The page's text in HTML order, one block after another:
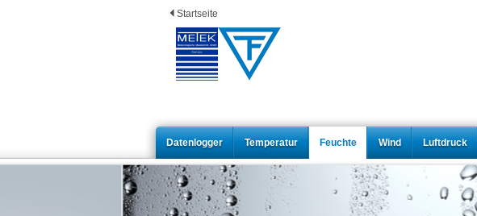
Startseite
Datenlogger Temperatur Feuchte Wind Luftdruck